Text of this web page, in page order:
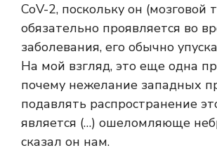
CoV-2, поскольку он (мозговой
обязательно проявляется во
заболевания, его обычно
На мой взгляд, это еще одна
почему нежелание западных
подавлять распространение
является (…) ошеломляюще
сказал он нам.